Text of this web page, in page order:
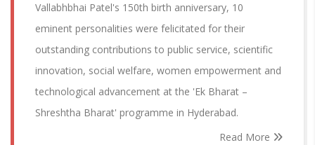
Vallabhbhai Patel's 150th birth anniversary, 10
eminent personalities were felicitated for their
outstanding contributions to public service, scientific
innovation, social welfare, women empowerment and
technological advancement at the 'Ek Bharat –
Shreshtha Bharat' programme in Hyderabad.
Read More